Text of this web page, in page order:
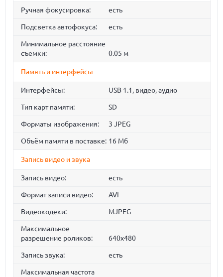
Ручная фокусировка: есть
Подсветка автофокуса: есть
Минимальное расстояние
съемки:
0.05 м
Память и интерфейсы
Интерфейсы: USB 1.1, видео, аудио
Тип карт памяти: SD
Форматы изображения: 3 JPEG
Объём памяти в поставке: 16 Мб
Запись видео и звука
Запись видео: есть
Формат записи видео: AVI
Видеокодеки: MJPEG
Максимальное
разрешение роликов:
640x480
Запись звука: есть
Максимальная частота